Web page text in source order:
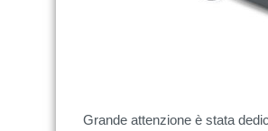
Grande attenzione è stata